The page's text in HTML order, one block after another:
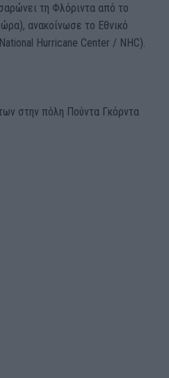
τη Φλόριντα από το
ανακοίνωσε το Εθνικό
Hurricane Center / NHC).
στην πόλη Πούντα Γκόρντα